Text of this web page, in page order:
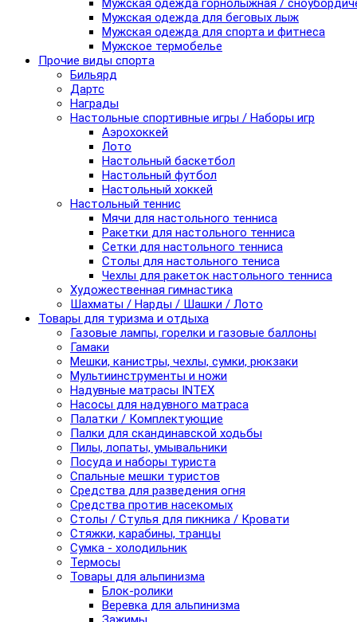
Мужская одежда горнолыжная /
Мужская одежда для беговых лыж
Мужская одежда для спорта и фитнеса
Мужское термобелье
Прочие виды спорта
Бильярд
Дартс
Награды
Настольные спортивные игры / Наборы игр
Аэрохоккей
Лото
Настольный баскетбол
Настольный футбол
Настольный хоккей
Настольный теннис
Мячи для настольного тенниса
Ракетки для настольного тенниса
Сетки для настольного тенниса
Столы для настольного тениса
Чехлы для ракеток настольного тенниса
Художественная гимнастика
Шахматы / Нарды / Шашки / Лото
Товары для туризма и отдыха
Газовые лампы, горелки и газовые баллоны
Гамаки
Мешки, канистры, чехлы, сумки, рюкзаки
Мультиинструменты и ножи
Надувные матрасы INTEX
Насосы для надувного матраса
Палатки / Комплектующие
Палки для скандинавской ходьбы
Пилы, лопаты, умывальники
Посуда и наборы туриста
Спальные мешки туристов
Средства для разведения огня
Средства против насекомых
Столы / Стулья для пикника / Кровати
Стяжки, карабины, транцы
Сумка - холодильник
Термосы
Товары для альпинизма
Блок-ролики
Веревка для альпинизма